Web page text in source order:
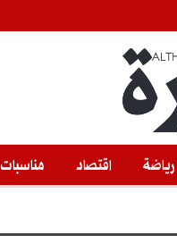
رياضة اقتصاد مناسبات